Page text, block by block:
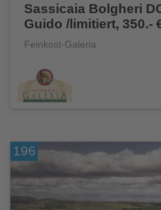
Sassicaia Bolgheri
Guido /limitiert, 350.-
Feinkost-Galeria
196